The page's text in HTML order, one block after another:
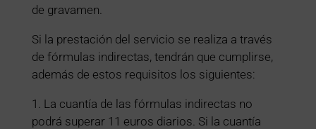
de gravamen.
Si la prestación del servicio se realiza a través
de fórmulas indirectas, tendrán que cumplirse,
además de estos requisitos los siguientes:
1. La cuantía de las fórmulas indirectas no
podrá superar 11 euros diarios. Si la cuantía